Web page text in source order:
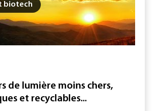
biotech
de lumière moins chers,
et recyclables...